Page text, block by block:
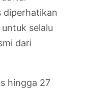
diperhatikan
selalu
dari
hingga 27